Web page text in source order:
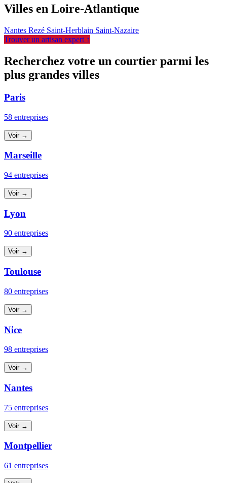
Villes en Loire-Atlantique
Nantes Rezé Saint-Herblain Saint-Nazaire
Trouver un artisan expert ↑
Recherchez votre un courtier parmi les
plus grandes villes
Paris
58 entreprises
Voir →
Marseille
94 entreprises
Voir →
Lyon
90 entreprises
Voir →
Toulouse
80 entreprises
Voir →
Nice
98 entreprises
Voir →
Nantes
75 entreprises
Voir →
Montpellier
61 entreprises